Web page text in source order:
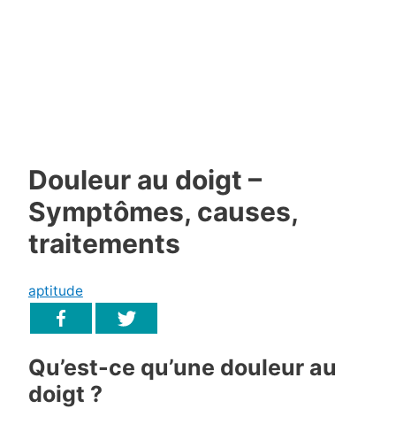
Douleur au doigt –
Symptômes, causes,
traitements
aptitude
Qu’est-ce qu’une douleur au
doigt ?